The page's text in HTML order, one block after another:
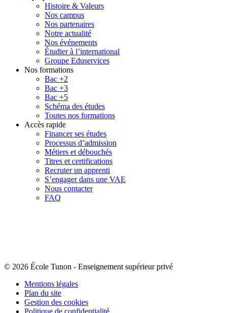
Histoire & Valeurs
Nos campus
Nos partenaires
Notre actualité
Nos événements
Étudier à l’international
Groupe Eduservices
Nos formations
Bac +2
Bac +3
Bac +5
Schéma des études
Toutes nos formations
Accès rapide
Financer ses études
Processus d’admission
Métiers et débouchés
Titres et certifications
Recruter un apprenti
S’engager dans une VAE
Nous contacter
FAQ
© 2026 École Tunon - Enseignement supérieur privé
Mentions légales
Plan du site
Gestion des cookies